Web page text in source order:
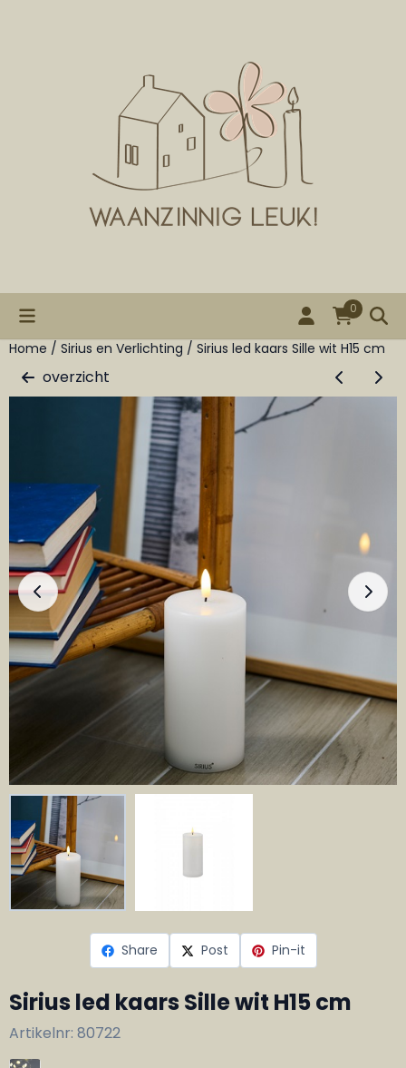
0
Home / Sirius en Verlichting / Sirius led kaars Sille wit H15 cm
overzicht
Share Post Pin-it
Sirius led kaars Sille wit H15 cm
Artikelnr: 80722